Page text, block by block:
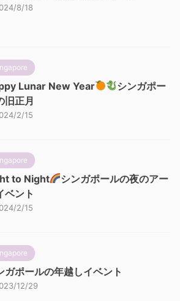
8/18
Lunar New Year
シンガポー
旧正月
2/15
to Night
シンガポールの夜のアー
ベント
2/15
ガポールの年越しイベント
12/29